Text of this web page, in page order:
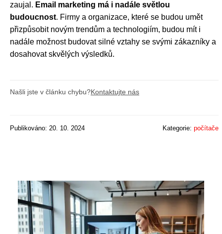
zaujal. Email marketing má i nadále světlou
budoucnost. Firmy a organizace, které se budou umět
přizpůsobit novým trendům a technologiím, budou mít i
nadále možnost budovat silné vztahy se svými zákazníky a
dosahovat skvělých výsledků.
Našli jste v článku chybu?Kontaktujte nás
Publikováno: 20. 10. 2024 Kategorie: počítače